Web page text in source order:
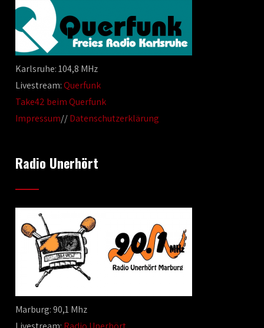
Karlsruhe: 104,8 MHz
Livestream:Querfunk
Take42 beim Querfunk
Impressum//Datenschutzerklärung
Radio Unerhört
Marburg: 90,1 Mhz